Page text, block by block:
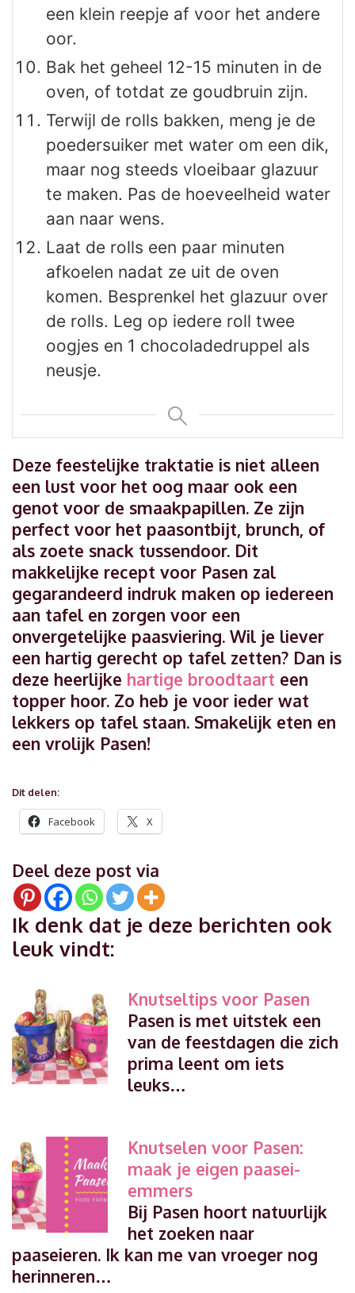
een klein reepje af voor het andere
oor.
Bak het geheel 12-15 minuten in de
oven, of totdat ze goudbruin zijn.
Terwijl de rolls bakken, meng je de
poedersuiker met water om een dik,
maar nog steeds vloeibaar glazuur
te maken. Pas de hoeveelheid water
aan naar wens.
Laat de rolls een paar minuten
afkoelen nadat ze uit de oven
komen. Besprenkel het glazuur over
de rolls. Leg op iedere roll twee
oogjes en 1 chocoladedruppel als
neusje.
Deze feestelijke traktatie is niet alleen
een lust voor het oog maar ook een
genot voor de smaakpapillen. Ze zijn
perfect voor het paasontbijt, brunch, of
als zoete snack tussendoor. Dit
makkelijke recept voor Pasen zal
gegarandeerd indruk maken op iedereen
aan tafel en zorgen voor een
onvergetelijke paasviering. Wil je liever
een hartig gerecht op tafel zetten? Dan is
deze heerlijke hartige broodtaart een
topper hoor. Zo heb je voor ieder wat
lekkers op tafel staan. Smakelijk eten en
een vrolijk Pasen!
Dit delen:
Facebook X
Deel deze post via
Ik denk dat je deze berichten ook
leuk vindt:
Knutseltips voor Pasen
Pasen is met uitstek een
van de feestdagen die zich
prima leent om iets
leuks…
Knutselen voor Pasen:
maak je eigen paasei-
emmers
Bij Pasen hoort natuurlijk
het zoeken naar
paaseieren. Ik kan me van vroeger nog
herinneren…